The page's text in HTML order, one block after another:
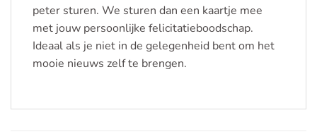
peter sturen. We sturen dan een kaartje mee
met jouw persoonlijke felicitatieboodschap.
Ideaal als je niet in de gelegenheid bent om het
mooie nieuws zelf te brengen.